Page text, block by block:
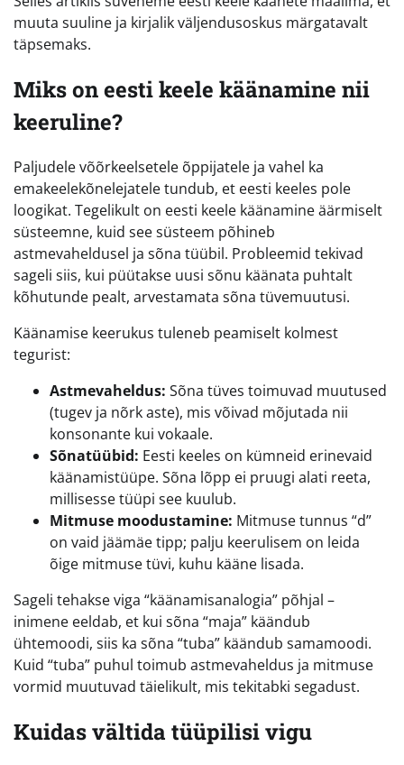
muuta suuline ja kirjalik väljendusoskus märgatavalt
täpsemaks.
Miks on eesti keele käänamine nii
keeruline?
Paljudele võõrkeelsetele õppijatele ja vahel ka
emakeelekõnelejatele tundub, et eesti keeles pole
loogikat. Tegelikult on eesti keele käänamine äärmiselt
süsteemne, kuid see süsteem põhineb
astmevaheldusel ja sõna tüübil. Probleemid tekivad
sageli siis, kui püütakse uusi sõnu käänata puhtalt
kõhutunde pealt, arvestamata sõna tüvemuutusi.
Käänamise keerukus tuleneb peamiselt kolmest
tegurist:
Astmevaheldus: Sõna tüves toimuvad muutused
(tugev ja nõrk aste), mis võivad mõjutada nii
konsonante kui vokaale.
Sõnatüübid: Eesti keeles on kümneid erinevaid
käänamistüüpe. Sõna lõpp ei pruugi alati reeta,
millisesse tüüpi see kuulub.
Mitmuse moodustamine: Mitmuse tunnus “d”
on vaid jäämäe tipp; palju keerulisem on leida
õige mitmuse tüvi, kuhu kääne lisada.
Sageli tehakse viga “käänamisanalogia” põhjal –
inimene eeldab, et kui sõna “maja” käändub
ühtemoodi, siis ka sõna “tuba” käändub samamoodi.
Kuid “tuba” puhul toimub astmevaheldus ja mitmuse
vormid muutuvad täielikult, mis tekitabki segadust.
Kuidas vältida tüüpilisi vigu